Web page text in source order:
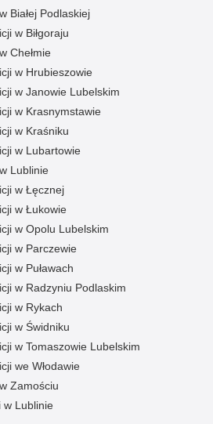
Białej Podlaskiej
w Biłgoraju
Chełmie
w Hrubieszowie
w Janowie Lubelskim
w Krasnymstawie
w Kraśniku
w Lubartowie
Lublinie
w Łęcznej
w Łukowie
w Opolu Lubelskim
w Parczewie
w Puławach
w Radzyniu Podlaskim
w Rykach
w Świdniku
w Tomaszowie Lubelskim
we Włodawie
Zamościu
w Lublinie